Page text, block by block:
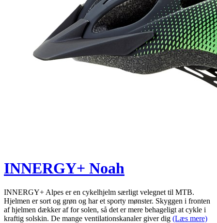
INNERGY+ Noah
INNERGY+ Alpes er en cykelhjelm særligt velegnet til MTB.
Hjelmen er sort og grøn og har et sporty mønster. Skyggen i fronten
af hjelmen dækker af for solen, så det er mere behageligt at cykle i
kraftig solskin. De mange ventilationskanaler giver dig (Læs mere)